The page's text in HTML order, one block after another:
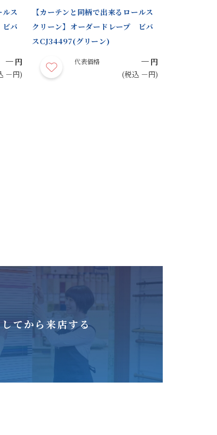
ス
バ
－円
－円)
【カーテンと同柄で出来るロールス
クリーン】オーダードレープ ビバ
スCJ34497(グリーン)
代表価格 －円
(税込 －円)
てから来店する